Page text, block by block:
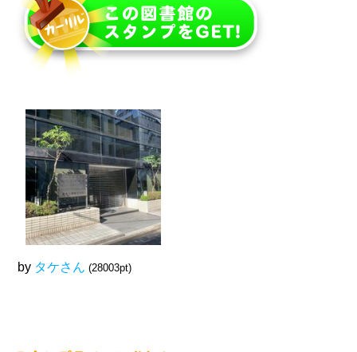
by タケさん (28003pt)